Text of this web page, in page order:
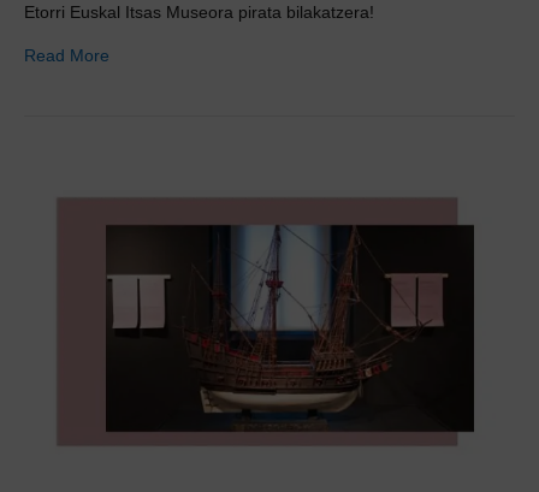
Etorri Euskal Itsas Museora pirata bilakatzera!
Read More